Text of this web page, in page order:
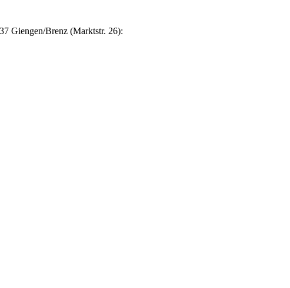
Giengen/Brenz (Marktstr. 26):